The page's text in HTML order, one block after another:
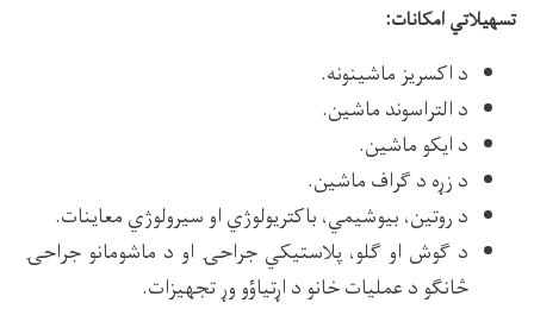
تسهیلاتي امکانات:
د اکسریز ماشینونه.
د التراسوند ماشین.
د ایکو ماشین.
د زړه د ګراف ماشین.
د روتین، بیوشیمي، باکتریولوژي او سیرولوژي معاینات.
د ګوش او ګلو، پلاستیکي جراحۍ او د ماشومانو جراحۍ
څانګو د عملیات خانو د اړتیاؤو وړ تجهیزات.